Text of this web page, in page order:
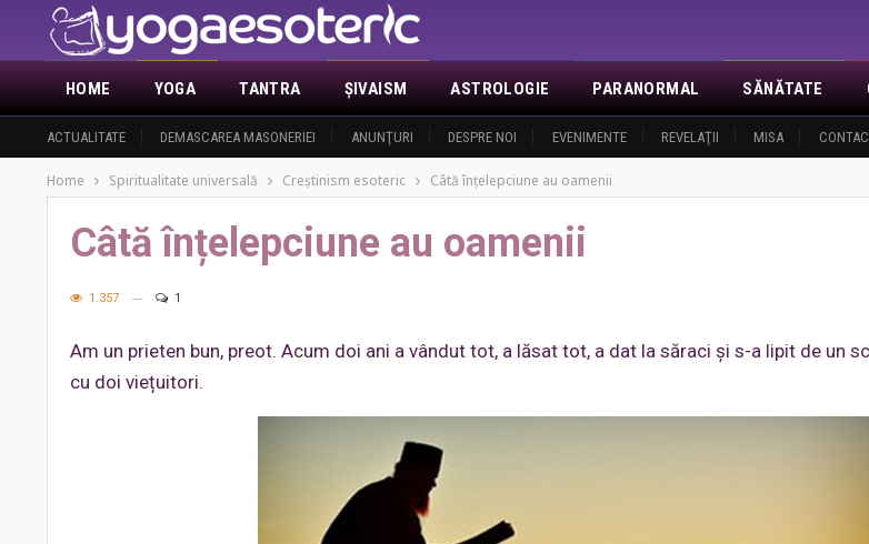
HOME
ACTUALITATE DEMASCAREA MASONERIEI ANUNŢURI DESPRE NOI EVENIMENTE REVELAŢII MISA
YOGA TANTRA ŞIVAISM ASTROLOGIE PARANORMAL SĂNĂTATE
Home Spiritualitate universală Creştinism esoteric Câtă înțelepciune au oamenii
Câtă înțelepciune au oamenii
1.357 1
Am un prieten bun, preot. Acum doi ani a vândut tot, a lăsat tot, a dat la săraci și s-a lipit de un
cu doi viețuitori.